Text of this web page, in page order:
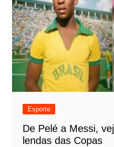
Esporte
De Pelé a Messi,
lendas das Copas